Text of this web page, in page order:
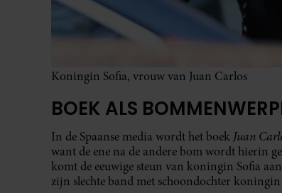
media, adverteren
verstrekt of die ze
onze website blijft
Koningin Sofia, vrouw van Juan Carlos
BOEK ALS
In de Spaanse media wordt het boek Juan
want de ene na de andere bom wordt hierin
komt de eeuwige steun van koningin Sofia
zijn slechte band met schoondochter